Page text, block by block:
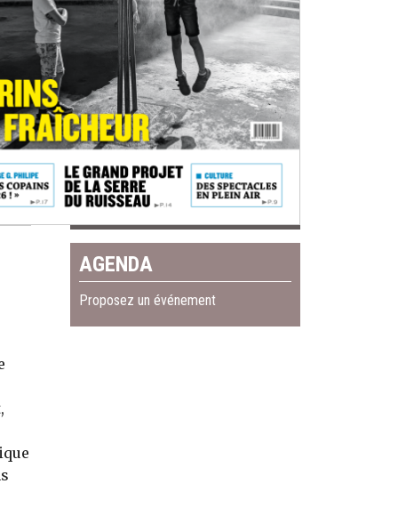
AGENDA
Proposez un événement